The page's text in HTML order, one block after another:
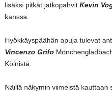
lisäksi pitkät jatkopahvit Kevin
kanssa.
Hyökkäyspäähän apuja tulevat
Vincenzo Grifo
Kölnistä.
Näillä näkymin viimeistä kauttaan